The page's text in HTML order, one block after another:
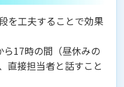
を工夫することで効果
17時の間（昼休みの
直接担当者と話すこと